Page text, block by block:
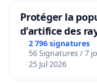
Protéger la
d’artifice des
2 796 signatures
56 Signatures / 7
25 Jul 2026